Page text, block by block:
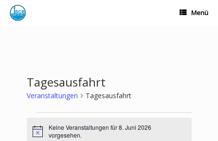
Inhalt
springen
Menü
Tagesausfahrt
Veranstaltungen Tagesausfahrt
für
Hinweis
Keine Veranstaltungen für 8. Juni 2026
vorgesehen.